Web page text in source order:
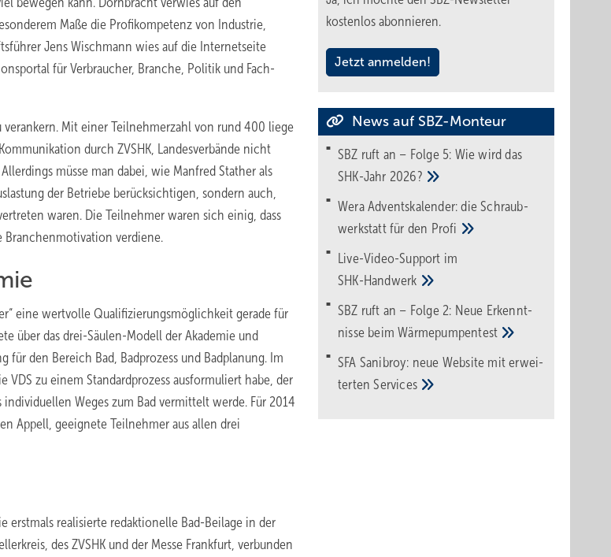
Maße die Profikompetenz von Industrie,
Jens Wischmann wies auf die Internetseite
für Verbraucher, Branche, Politik und Fach-
verankern. Mit einer Teilnehmerzahl von rund 400 liege
durch ZVSHK, Landesverbände nicht
müsse man dabei, wie Manfred Stather als
der Betriebe berücksichtigen, sondern auch,
waren. Die Teilnehmer waren sich einig, dass
Branchenmotivation verdiene.
eine wertvolle Qualifizierungsmöglichkeit gerade für
über das drei-Säulen-Modell der Akademie und
den Bereich Bad, Badprozess und Badplanung. Im
zu einem Standardprozess ausformuliert habe, der
Weges zum Bad vermittelt werde. Für 2014
Appell, geeignete Teilnehmer aus allen drei
erstmals realisierte redaktionelle Bad-Beilage in der
des ZVSHK und der Messe Frankfurt, verbunden
kostenlos abonnieren.
Jetzt anmelden!
News auf SBZ-Monteur
SBZ ruft an – Folge 5: Wie wird das
SHK-Jahr 2026?
Wera Adventskalender: die Schraub­
werk­statt für den Pro­fi
Live-Video-Support im
SHK-Handwerk
SBZ ruft an – Folge 2: Neue Erkennt­
nisse beimWärme­pumpen­test
SFA Sanibroy: neue Web­site mit erwei­
tertenServices